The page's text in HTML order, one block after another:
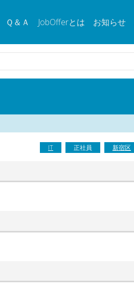
Ｑ＆Ａ JobOfferとは お知らせ
IT 正社員 新宿区